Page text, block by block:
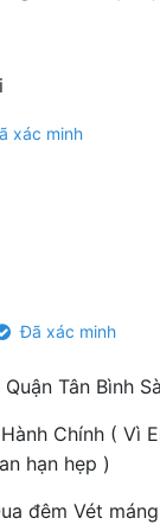
xác minh
Đã xác minh
Tân Bình
Chính ( Vì
hạn hẹp )
đêm Vét